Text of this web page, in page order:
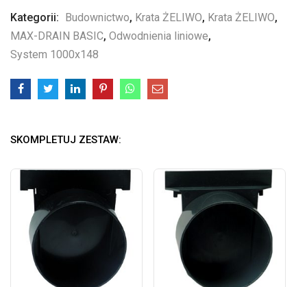
Kategorii: Budownictwo, Krata ŻELIWO, Krata ŻELIWO,
MAX-DRAIN BASIC, Odwodnienia liniowe,
System 1000x148
SKOMPLETUJ ZESTAW: